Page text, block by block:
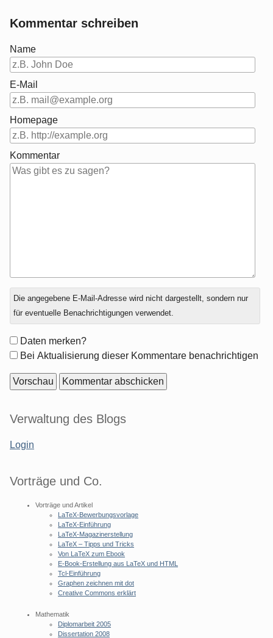
Kommentar schreiben
Name
E-Mail
Homepage
Kommentar
Antwort
zu
Die angegebene E-Mail-Adresse wird nicht dargestellt, sondern nur
für eventuelle Benachrichtigungen verwendet.
Formular-
Optionen
Daten merken?
Bei Aktualisierung dieser Kommentare benachrichtigen
Seitenleiste
Verwaltung des Blogs
Login
Vorträge und Co.
Vorträge und Artikel
LaTeX-Bewerbungsvorlage
LaTeX-Einführung
LaTeX-Magazinerstellung
LaTeX – Tipps und Tricks
Von LaTeX zum Ebook
E-Book-Erstellung aus LaTeX und HTML
Tcl-Einführung
Graphen zeichnen mit dot
Creative Commons erklärt
Mathematik
Diplomarbeit 2005
Dissertation 2008